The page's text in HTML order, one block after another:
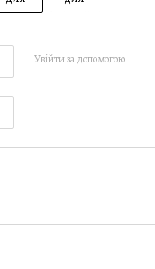
Увійти за допомогою